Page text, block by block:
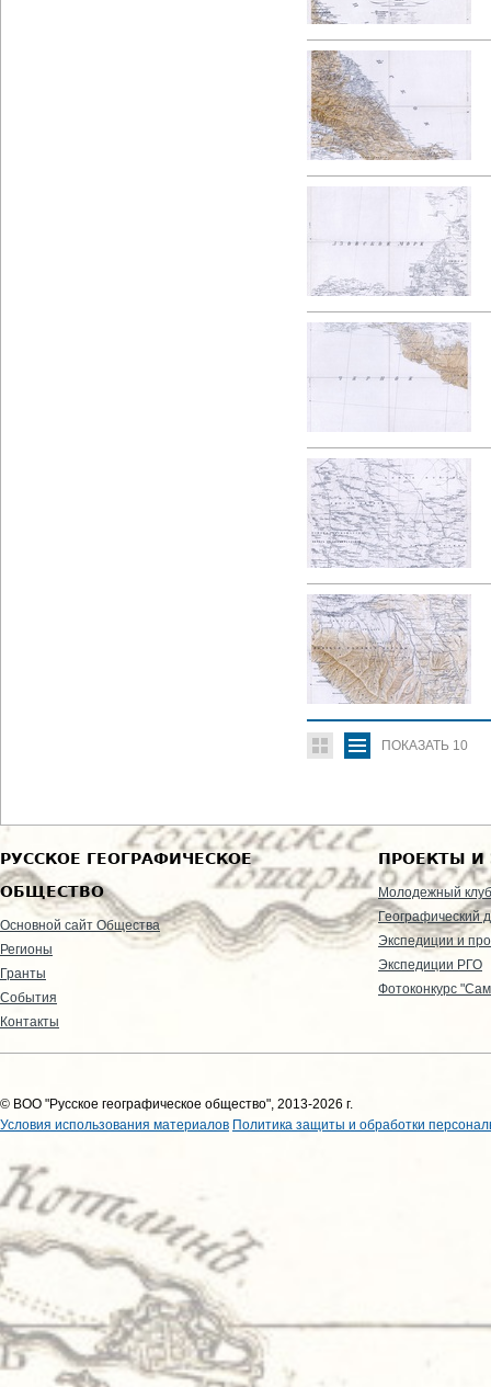
ПОКАЗАТЬ 10
РУССКОЕ ГЕОГРАФИЧЕСКОЕ
ОБЩЕСТВО
Основной сайт Общества
Регионы
Гранты
События
Контакты
ПРОЕКТЫ И
Молодежный клуб
Географический
Экспедиции и
Экспедиции РГО
Фотоконкурс
© ВОО "Русское географическое общество", 2013-2026 г.
Условия использования материалов Политика защиты и обработки